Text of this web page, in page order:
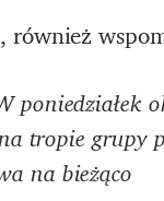
również
tropie grupy
na bieżąco